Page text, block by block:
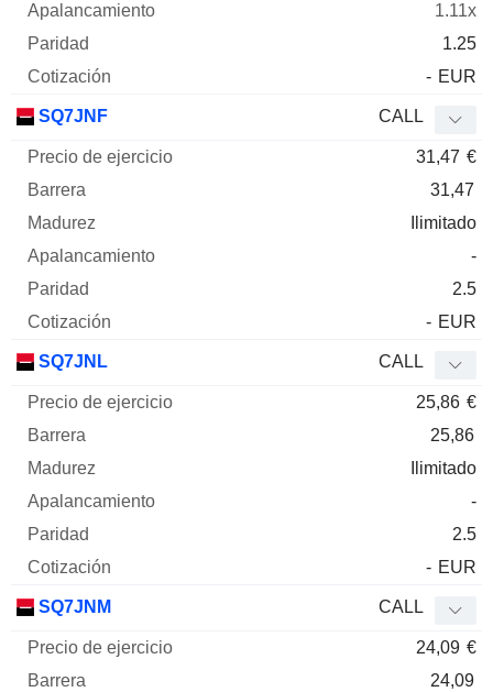
1.11x
1.25
- EUR
SQ7JNF CALL
31,47 €
31,47
Ilimitado
-
2.5
- EUR
SQ7JNL CALL
25,86 €
25,86
Ilimitado
-
2.5
- EUR
SQ7JNM CALL
24,09 €
24,09